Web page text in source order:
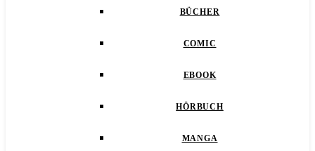
BÜCHER
COMIC
EBOOK
HÖRBUCH
MANGA